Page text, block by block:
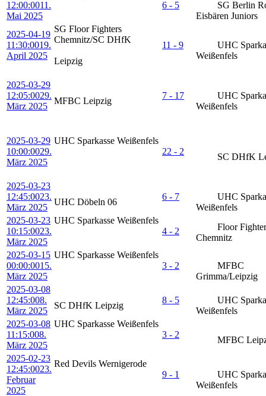
12:00:0011.
Mai 2025
6 - 5
SG Berlin
Eisbären Juniors
2025-04-19
11:30:0019.
April 2025
SG Floor Fighters
Chemnitz/SC DHfK
Leipzig
11 - 9
UHC
Weißenfels
2025-03-29
12:05:0029.
März 2025
MFBC Leipzig
7 - 17
UHC
Weißenfels
2025-03-29
10:00:0029.
März 2025
UHC Sparkasse Weißenfels
22 - 2
SC DHfK
2025-03-23
12:45:0023.
März 2025
UHC Döbeln 06
6 - 7
UHC
Weißenfels
2025-03-23
10:15:0023.
März 2025
UHC Sparkasse Weißenfels
4 - 2
Floor
Chemnitz
2025-03-15
00:00:0015.
März 2025
UHC Sparkasse Weißenfels
3 - 2
MFBC
Grimma/Leipzig
2025-03-08
12:45:008.
März 2025
SC DHfK Leipzig
8 - 5
UHC
Weißenfels
2025-03-08
11:15:008.
März 2025
UHC Sparkasse Weißenfels
3 - 2
MFBC
2025-02-23
12:45:0023.
Februar
2025
Red Devils Wernigerode
9 - 1
UHC
Weißenfels